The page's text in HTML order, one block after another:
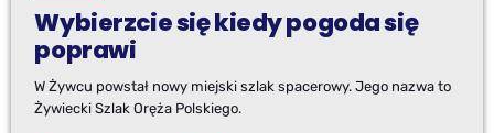
Wybierzcie się kiedy pogoda się
poprawi
W Żywcu powstał nowy miejski szlak spacerowy. Jego nazwa to
Żywiecki Szlak Oręża Polskiego.